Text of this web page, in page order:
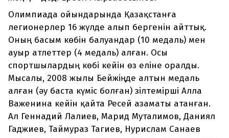
Олимпиада ойындарында Қазақстанға
легионерлер 16 жүлде алып бергенін айттық.
Оның басым көбін балуандар (10 медаль) мен
ауыр атлеттер (4 медаль) алған. Осы
спортшылардың көбі кейін өз еліне оралды.
Мысалы, 2008 жылы Бейжіңде алтын медаль
алған (әу баста күміс болған) зілтемірші Алла
Важенина кейін қайта Ресей азаматы атанған.
Ал Геннадий Лалиев, Марид Муталимов, Даниял
Гаджиев, Таймураз Тагиев, Нурислам Санаев